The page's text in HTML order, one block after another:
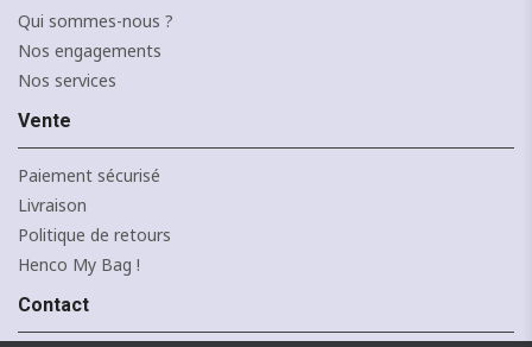
Qui sommes-nous ?
Nos engagements
Nos services
Vente
Paiement sécurisé
Livraison
Politique de retours
Henco My Bag !
Contact